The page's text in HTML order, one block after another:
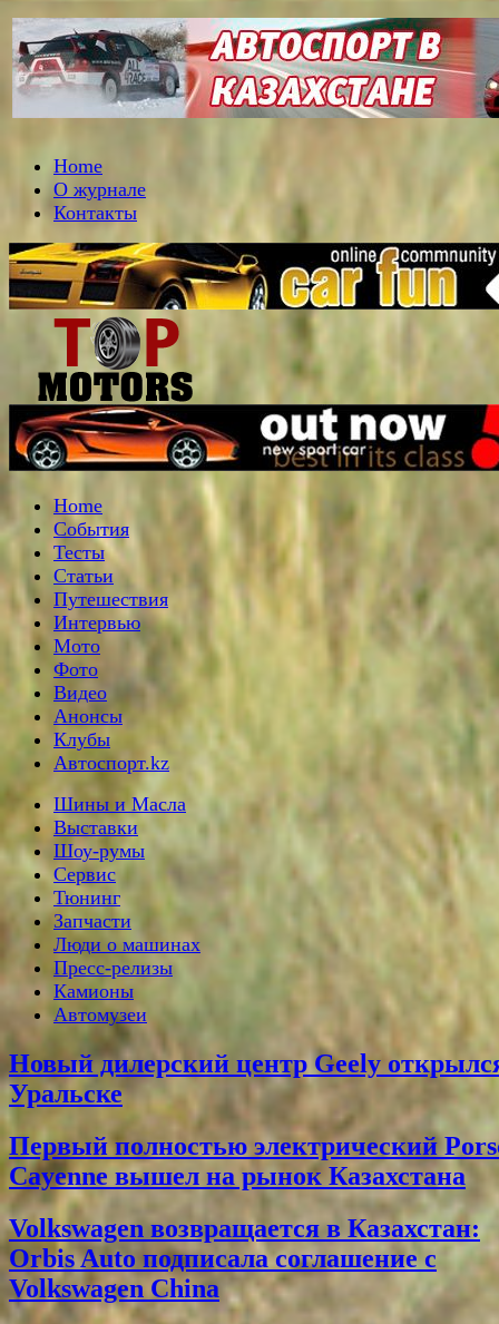
Home
О журнале
Контакты
Home
События
Тесты
Статьи
Путешествия
Интервью
Мото
Фото
Видео
Анонсы
Клубы
Автоспорт.kz
Шины и Масла
Выставки
Шоу-румы
Сервис
Тюнинг
Запчасти
Люди о машинах
Пресс-релизы
Камионы
Автомузеи
Новый дилерский центр Geely
Уральске
Первый полностью электрический
Cayenne вышел на рынок Казахстана
Volkswagen возвращается в Казахстан:
Orbis Auto подписала соглашение с
Volkswagen China